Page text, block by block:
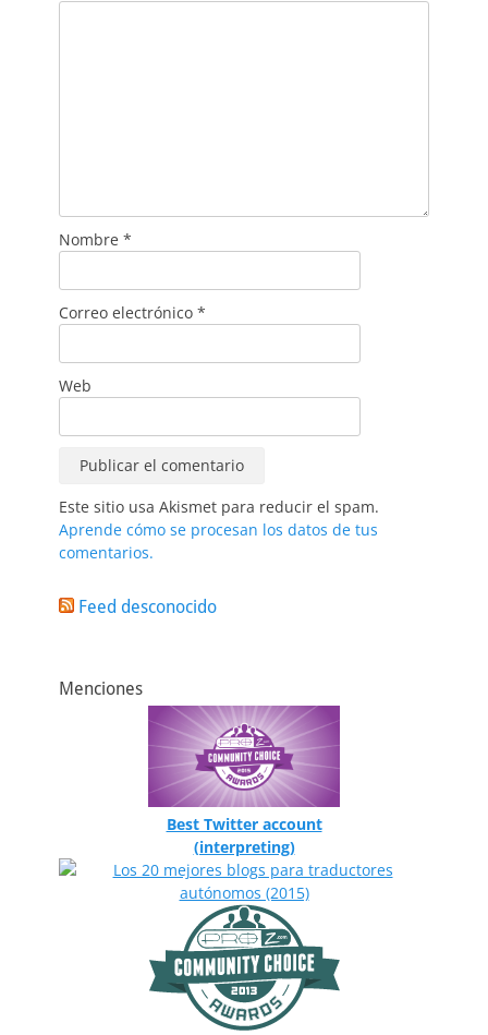
Nombre *
Correo electrónico *
Web
Este sitio usa Akismet para reducir el spam.
Aprende cómo se procesan los datos de tus
comentarios.
Feed desconocido
Menciones
Best Twitter account
(interpreting)